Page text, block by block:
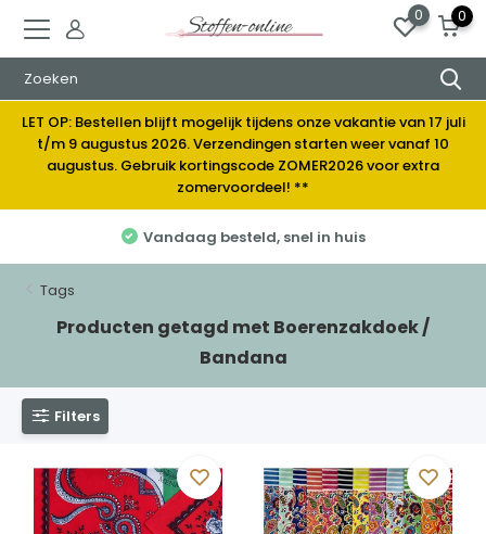
0 0
LET OP: Bestellen blijft mogelijk tijdens onze vakantie van 17 juli
t/m 9 augustus 2026. Verzendingen starten weer vanaf 10
augustus. Gebruik kortingscode ZOMER2026 voor extra
zomervoordeel! **
Vandaag besteld, snel in huis
Tags
Producten getagd met Boerenzakdoek /
Bandana
Filters